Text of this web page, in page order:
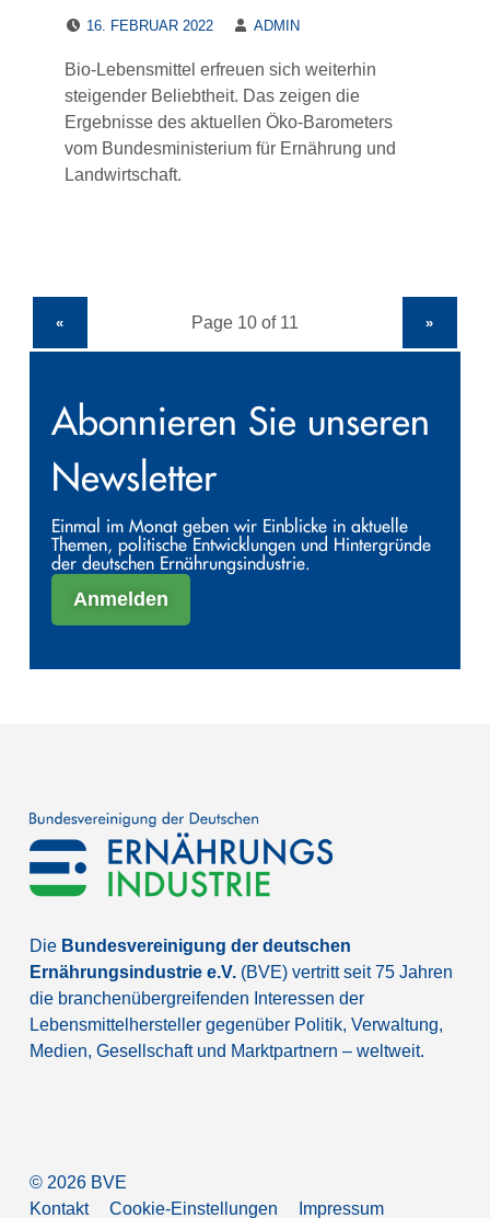
16. FEBRUAR 2022
ADMIN
Bio-Lebensmittel erfreuen sich weiterhin
steigender Beliebtheit. Das zeigen die
Ergebnisse des aktuellen Öko-Barometers
vom Bundesministerium für Ernährung und
Landwirtschaft.
« »
Abonnieren Sie unseren
Newsletter
Einmal im Monat geben wir Einblicke in aktuelle
Themen, politische Entwicklungen und Hintergründe
der deutschen Ernährungsindustrie.
Anmelden
Die Bundesvereinigung der deutschen
Ernährungsindustrie e.V. (BVE) vertritt seit 75 Jahren
die branchenübergreifenden Interessen der
Lebensmittelhersteller gegenüber Politik, Verwaltung,
Medien, Gesellschaft und Marktpartnern – weltweit.
© 2026BVE
Kontakt
Cookie-Einstellungen Impressum